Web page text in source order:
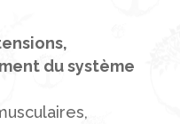
du système